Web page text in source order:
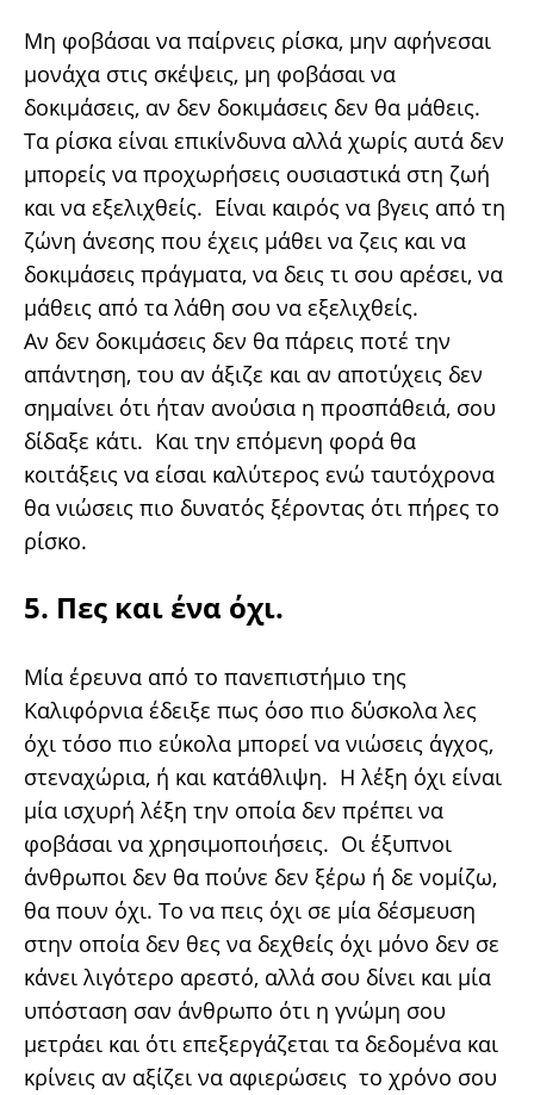
Μη φοβάσαι να παίρνεις ρίσκα, μην αφήνεσαι
μονάχα στις σκέψεις, μη φοβάσαι να
δοκιμάσεις, αν δεν δοκιμάσεις δεν θα μάθεις.
Τα ρίσκα είναι επικίνδυνα αλλά χωρίς αυτά δεν
μπορείς να προχωρήσεις ουσιαστικά στη ζωή
και να εξελιχθείς. Είναι καιρός να βγεις από τη
ζώνη άνεσης που έχεις μάθει να ζεις και να
δοκιμάσεις πράγματα, να δεις τι σου αρέσει, να
μάθεις από τα λάθη σου να εξελιχθείς.
Αν δεν δοκιμάσεις δεν θα πάρεις ποτέ την
απάντηση, του αν άξιζε και αν αποτύχεις δεν
σημαίνει ότι ήταν ανούσια η προσπάθειά, σου
δίδαξε κάτι. Και την επόμενη φορά θα
κοιτάξεις να είσαι καλύτερος ενώ ταυτόχρονα
θα νιώσεις πιο δυνατός ξέροντας ότι πήρες το
ρίσκο.
5. Πες και ένα όχι.
Μία έρευνα από το πανεπιστήμιο της
Καλιφόρνια έδειξε πως όσο πιο δύσκολα λες
όχι τόσο πιο εύκολα μπορεί να νιώσεις άγχος,
στεναχώρια, ή και κατάθλιψη. Η λέξη όχι είναι
μία ισχυρή λέξη την οποία δεν πρέπει να
φοβάσαι να χρησιμοποιήσεις. Οι έξυπνοι
άνθρωποι δεν θα πούνε δεν ξέρω ή δε νομίζω,
θα πουν όχι. Το να πεις όχι σε μία δέσμευση
στην οποία δεν θες να δεχθείς όχι μόνο δεν σε
κάνει λιγότερο αρεστό, αλλά σου δίνει και μία
υπόσταση σαν άνθρωπο ότι η γνώμη σου
μετράει και ότι επεξεργάζεται τα δεδομένα και
κρίνεις αν αξίζει να αφιερώσεις το χρόνο σου